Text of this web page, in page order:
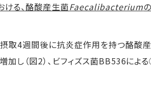
る、酪酸産生菌Faecalibacterium
摂取4週間後に抗炎症作用を持つ酪酸
加し（図2）、ビフィズス菌BB536によ